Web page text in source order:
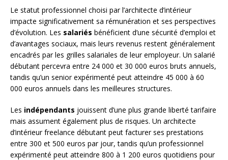
Le statut professionnel choisi par l’architecte d’intérieur
impacte significativement sa rémunération et ses perspectives
d’évolution. Les salariés bénéficient d’une sécurité d’emploi et
d’avantages sociaux, mais leurs revenus restent généralement
encadrés par les grilles salariales de leur employeur. Un salarié
débutant percevra entre 24 000 et 30 000 euros bruts annuels,
tandis qu’un senior expérimenté peut atteindre 45 000 à 60
000 euros annuels dans les meilleures structures.
Les indépendants jouissent d’une plus grande liberté tarifaire
mais assument également plus de risques. Un architecte
d’intérieur freelance débutant peut facturer ses prestations
entre 300 et 500 euros par jour, tandis qu’un professionnel
expérimenté peut atteindre 800 à 1 200 euros quotidiens pour